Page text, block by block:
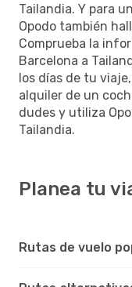
Tailandia. Y para
Opodo también
Comprueba la
Barcelona a
los días de tu
alquiler de un
dudes y utiliza
Tailandia.
Planea tu
Rutas de vuelo